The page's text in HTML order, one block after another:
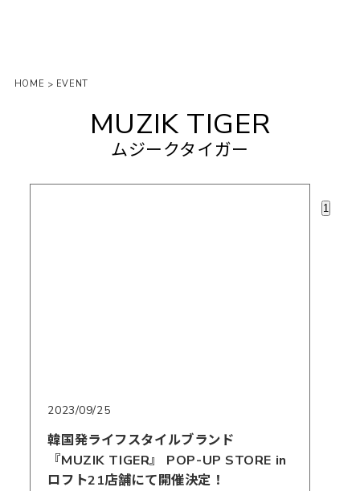
HOME > EVENT
MUZIK TIGER
ムジークタイガー
2023/09/25
韓国発ライフスタイルブランド
『MUZIK TIGER』 POP-UP STORE in
ロフト21店舗にて開催決定！
1